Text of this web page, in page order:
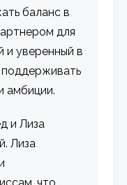
баланс в
для
и уверенный в
амбиции.
и Лиза
Лиза